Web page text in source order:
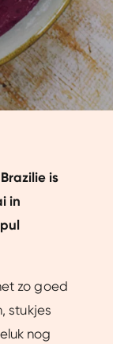
is
in
zo goed
stukjes
nog